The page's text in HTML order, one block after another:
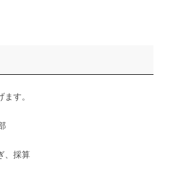
す。
、採算